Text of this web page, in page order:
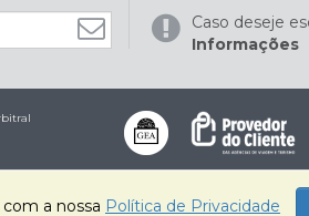
Caso deseje
Informações
OPTIGEST
a nossa Política de Privacidade